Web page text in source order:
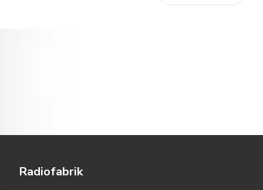
Radiofabrik